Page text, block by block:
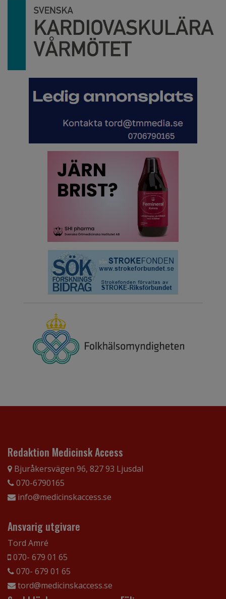
Redaktion Medicinsk Access
Bjuråkersvägen 96, 827 93 Ljusdal
070-6790165
info@medicinskaccess.se
Ansvarig utgivare
Tord Amré
070- 679 01 65
070- 679 01 65
tord@medicinskaccess.se